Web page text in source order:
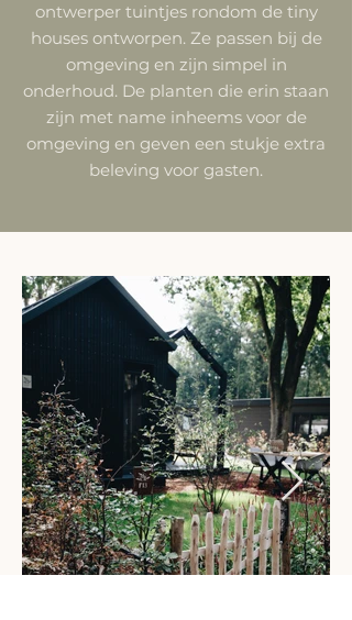
ontwerper tuintjes rondom de tiny
houses ontworpen. Ze passen bij de
omgeving en zijn simpel in
onderhoud. De planten die erin staan
zijn met name inheems voor de
omgeving en geven een stukje extra
beleving voor gasten.